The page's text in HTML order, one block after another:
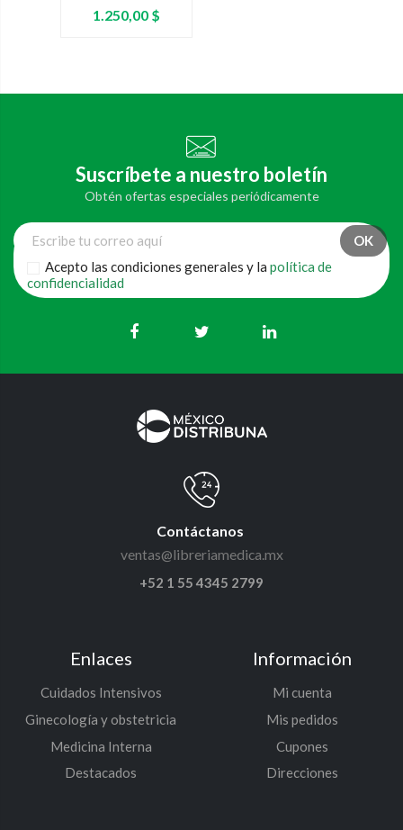
Experiencia
Precio
1.250,00 $
Suscríbete a nuestro boletín
Obtén ofertas especiales periódicamente
Acepto las condiciones generales y lapolítica de
confidencialidad
Contáctanos
ventas@libreriamedica.mx
+52 1 55 4345 2799
Enlaces
Cuidados Intensivos
Ginecología y obstetricia
Medicina Interna
Destacados
Información
Mi cuenta
Mis pedidos
Cupones
Direcciones